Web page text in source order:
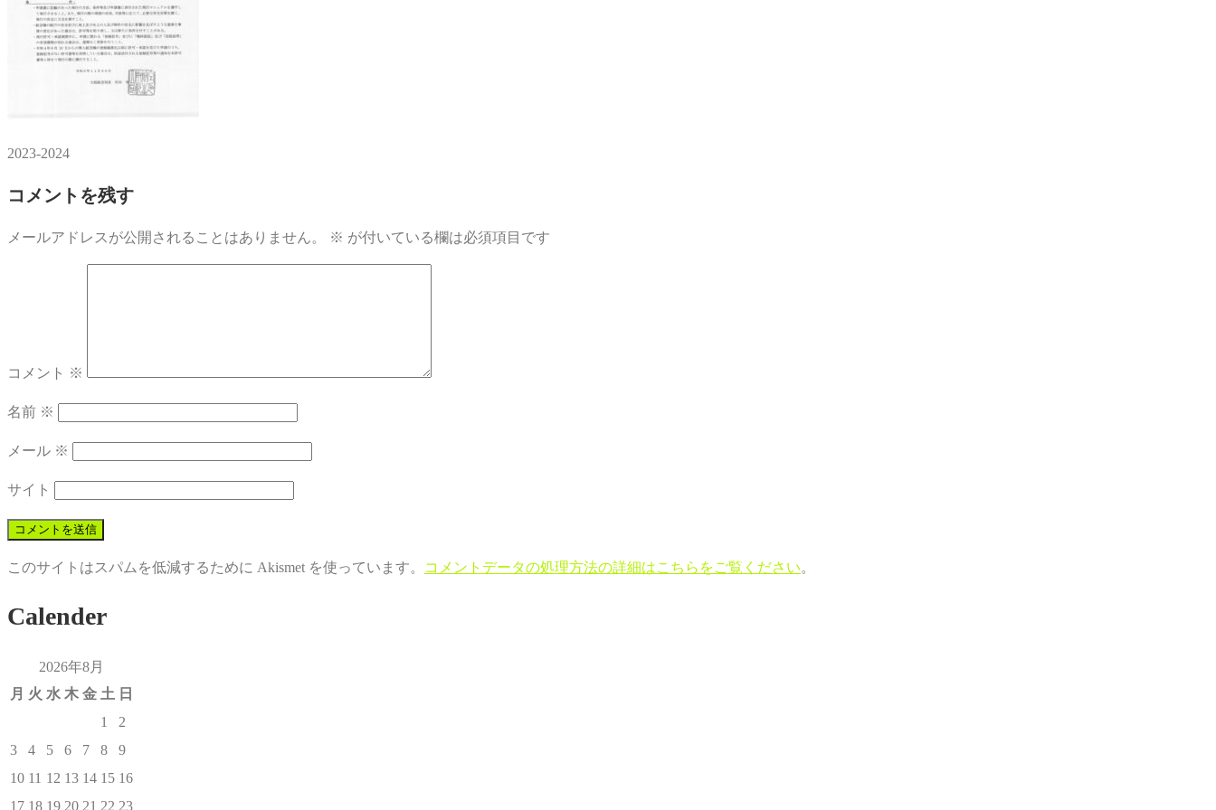
2023-2024
コメントを残す
メールアドレスが公開されることはありません。 ※ が付いている欄は必須項目です
コメント ※
名前 ※
メール ※
サイト
このサイトはスパムを低減するために Akismet を使っています。 コメントデータの処理方法の詳細はこちらをご覧ください。
Calender
2026年8月
月 火 水 木 金 土 日
1
2
3
4 5 6 7 8
9
10 11 12 13 14 15 16
17 18 19 20 21 22 23